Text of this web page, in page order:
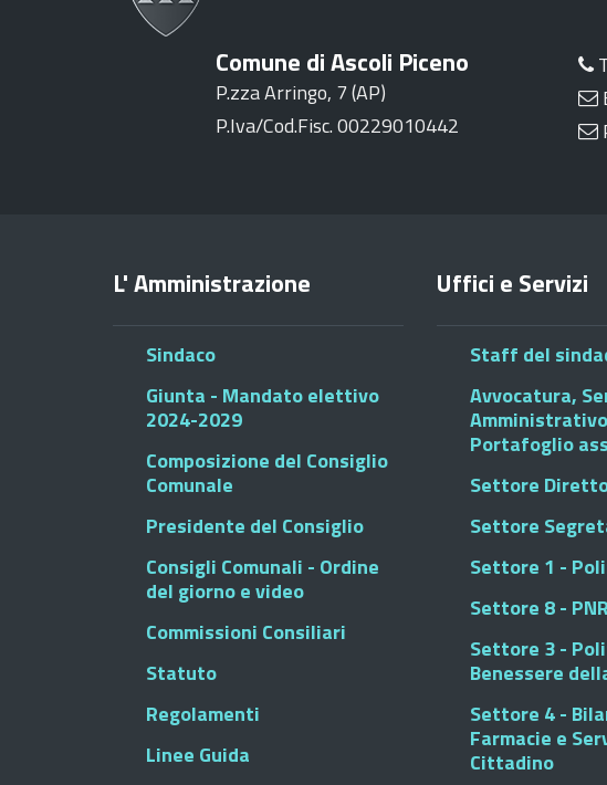
Comune di Ascoli Piceno
P.zza Arringo, 7 (AP)
P.Iva/Cod.Fisc. 00229010442
L' Amministrazione
Sindaco
Giunta - Mandato elettivo
2024-2029
Composizione del Consiglio
Comunale
Presidente del Consiglio
Consigli Comunali - Ordine
del giorno e video
Commissioni Consiliari
Statuto
Regolamenti
Linee Guida
Uffici e Servizi
Staff del
Avvocatura,
Portafoglio
Settore
Settore
Settore 1 -
Settore 8 -
Settore 3 -
Benessere
Settore 4 -
Farmacie e
Cittadino